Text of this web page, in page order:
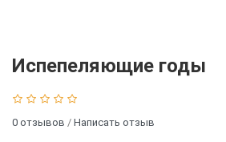
Испепеляющие годы
0 отзывов / Написать отзыв